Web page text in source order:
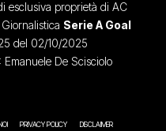
esclusiva proprietà di AC
Serie A Goal
del 02/10/2025
Emanuele De Scisciolo
PRIVACY POLICY DISCLAIMER